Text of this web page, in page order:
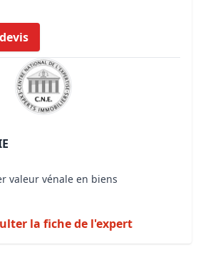
valeur vénale en biens
la fiche de l'expert